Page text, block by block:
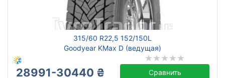
315/60 R22,5 152/150L
Goodyear KMax D (ведущая)
28991-30440 ₴ Сравнить